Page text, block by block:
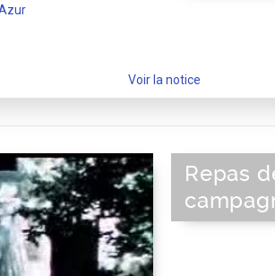
Voir la notice
Repas